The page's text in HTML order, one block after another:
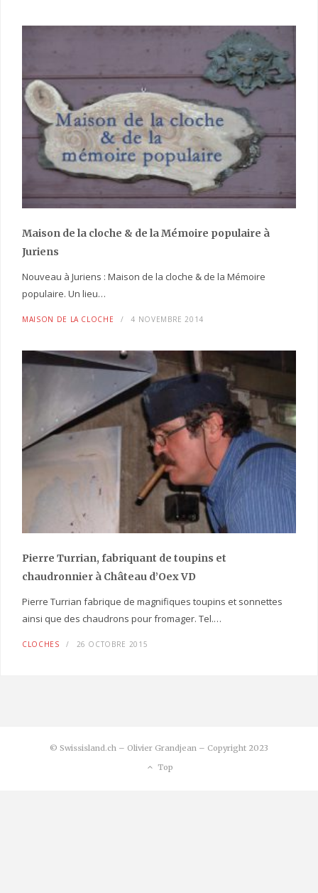
Maison de la cloche & de la Mémoire populaire à
Juriens
Nouveau à Juriens : Maison de la cloche & de la Mémoire
populaire. Un lieu…
MAISON DE LA CLOCHE 4 NOVEMBRE 2014
Pierre Turrian, fabriquant de toupins et
chaudronnier à Château d’Oex VD
Pierre Turrian fabrique de magnifiques toupins et sonnettes
ainsi que des chaudrons pour fromager. Tel.…
CLOCHES 26 OCTOBRE 2015
© Swissisland.ch – Olivier Grandjean – Copyright 2023
Top